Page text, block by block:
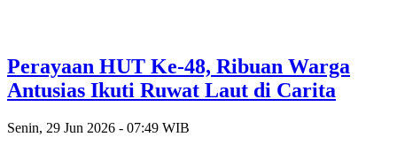
Perayaan HUT Ke-48, Ribuan Warga
Antusias Ikuti Ruwat Laut di Carita
Senin, 29 Jun 2026 - 07:49 WIB